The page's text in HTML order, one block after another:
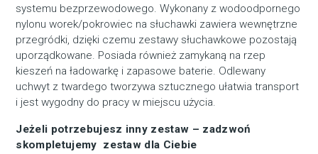
systemu bezprzewodowego. Wykonany z wodoodpornego
nylonu worek/pokrowiec na słuchawki zawiera wewnętrzne
przegródki, dzięki czemu zestawy słuchawkowe pozostają
uporządkowane. Posiada również zamykaną na rzep
kieszeń na ładowarkę i zapasowe baterie. Odlewany
uchwyt z twardego tworzywa sztucznego ułatwia transport
i jest wygodny do pracy w miejscu użycia.
Jeżeli potrzebujesz inny zestaw – zadzwoń
skompletujemy zestaw dla Ciebie